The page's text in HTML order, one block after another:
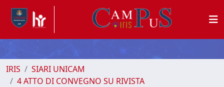
IRIS
SIARI UNICAM
4 ATTO DI CONVEGNO SU RIVISTA